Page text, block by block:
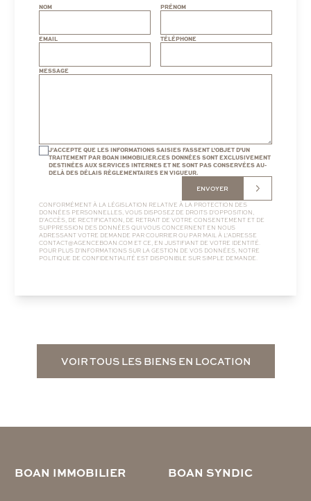
NOM PRÉNOM
EMAIL TÉLÉPHONE
MESSAGE
J’ACCEPTE QUE LES INFORMATIONS SAISIES FASSENT L'OBJET D'UN
TRAITEMENT PAR BOAN IMMOBILIER.CES DONNÉES SONT EXCLUSIVEMENT
DESTINÉES AUX SERVICES INTERNES ET NE SONT PAS CONSERVÉES AU-
DELÀ DES DÉLAIS RÈGLEMENTAIRES EN VIGUEUR.
ENVOYER
CONFORMÉMENT À LA LÉGISLATION RELATIVE À LA PROTECTION DES
DONNÉES PERSONNELLES, VOUS DISPOSEZ DE DROITS D’OPPOSITION,
D’ACCÈS, DE RECTIFICATION, DE RETRAIT DE VOTRE CONSENTEMENT ET DE
SUPPRESSION DES DONNÉES QUI VOUS CONCERNENT EN NOUS
ADRESSANT VOTRE DEMANDE PAR COURRIER OU PAR MAIL À L’ADRESSE
CONTACT@AGENCEBOAN.COM ET CE, EN JUSTIFIANT DE VOTRE IDENTITÉ.
POUR PLUS D’INFORMATIONS SUR LA GESTION DE VOS DONNÉES, NOTRE
POLITIQUE DE CONFIDENTIALITÉ EST DISPONIBLE SUR SIMPLE DEMANDE.
VOIR TOUS LES BIENS EN LOCATION
BOAN IMMOBILIER BOAN SYNDIC